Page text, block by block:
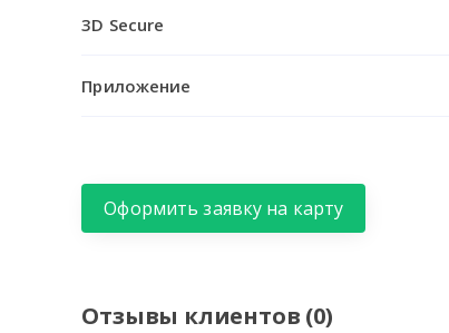
3D Secure
Приложение
Оформить заявку на карту
Отзывы клиентов (0)